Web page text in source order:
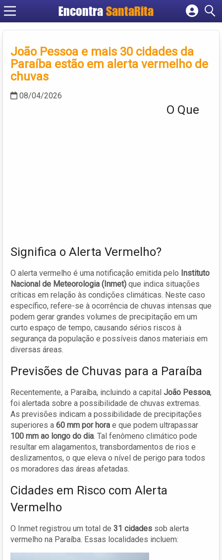
EncontraSantaRita
Cadastrar empresa
Criar conta
João Pessoa e mais 30 cidades da
Paraíba estão em alerta vermelho de
chuvas
08/04/2026
O Que
Significa o Alerta Vermelho?
O alerta vermelho é uma notificação emitida pelo Instituto
Nacional de Meteorologia (Inmet) que indica situações
críticas em relação às condições climáticas. Neste caso
específico, refere-se à ocorrência de chuvas intensas que
podem gerar grandes volumes de precipitação em um
curto espaço de tempo, causando sérios riscos à
segurança da população e possíveis danos materiais em
diversas áreas.
Previsões de Chuvas para a Paraíba
Recentemente, a Paraíba, incluindo a capital João Pessoa,
foi alertada sobre a possibilidade de chuvas extremas.
As previsões indicam a possibilidade de precipitações
superiores a 60 mm por hora e que podem ultrapassar
100 mm ao longo do dia. Tal fenômeno climático pode
resultar em alagamentos, transbordamentos de rios e
deslizamentos, o que eleva o nível de perigo para todos
os moradores das áreas afetadas.
Cidades em Risco com Alerta
Vermelho
O Inmet registrou um total de 31 cidades sob alerta
vermelho na Paraíba. Essas localidades incluem: